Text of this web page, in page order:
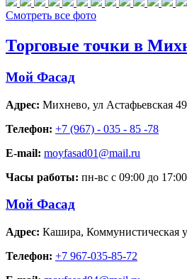
Смотреть все фото
Торговые точки в
Мой Фасад
Адрес: Михнево, ул Астафьевская
Телефон: +7 (967) - 035 - 85 -78
E-mail: moyfasad01@mail.ru
Часы работы: пн-вс с 09:00 до 17:00
Мой Фасад
Адрес: Кашира, Коммунистическая
Телефон: +7 967-035-85-72